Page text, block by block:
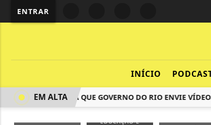
ENTRAR
INÍCIO
MORAES ORDENA QUE GOVERNO DO RIO ENVIE VÍDEOS
EM ALTA
EDUCAÇÃO E